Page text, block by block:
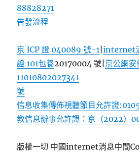
88828271
告發流程
京 ICP 證 040089 號-1 |internet
證 101包養20170004 號| 京公網安
11010802027341
號
信息收集傳佈視聽節目允許證
教信息辦事允許證：京（2022）
版權一切 中國internet消息中間